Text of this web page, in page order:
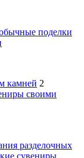
поделки
камней 2
своими
разделочных